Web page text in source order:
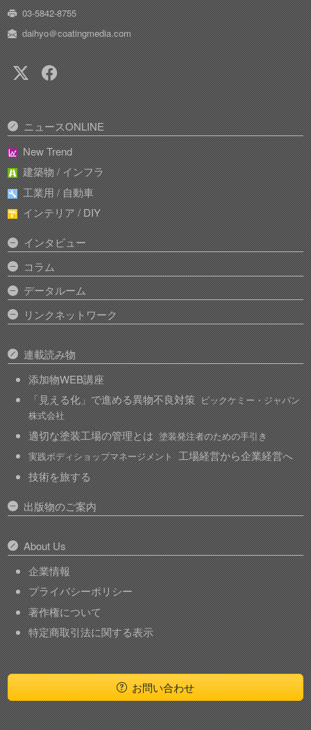
03-5842-8755
daihyo＠coatingmedia.com
ニュースONLINE
New Trend
建築物 / インフラ
工業用 / 自動車
インテリア / DIY
インタビュー
コラム
データルーム
リンクネットワーク
連載読み物
添加物WEB講座
「見える化」で進める異物不良対策 ビックケミー・ジャパン
株式会社
適切な塗装工場の管理とは 塗装発注者のための手引き
実践ボディショップマネージメント 工場経営から企業経営へ
技術を旅する
出版物のご案内
About Us
企業情報
プライバシーポリシー
著作権について
特定商取引法に関する表示
お問い合わせ